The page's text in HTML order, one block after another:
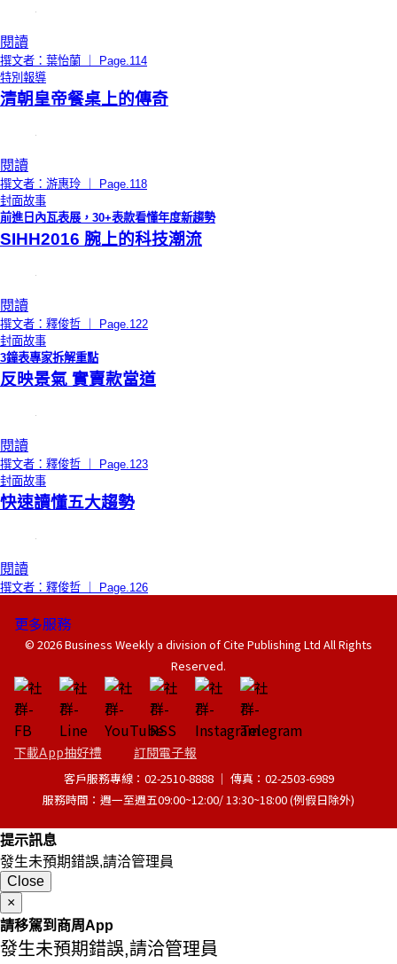
閱讀
撰文者：葉怡蘭 ｜ Page.114
特別報導
清朝皇帝餐桌上的傳奇
閱讀
撰文者：游惠玲 ｜ Page.118
封面故事
前進日內瓦表展，30+表款看懂年度新趨勢
SIHH2016 腕上的科技潮流
閱讀
撰文者：釋俊哲 ｜ Page.122
封面故事
3鐘表專家拆解重點
反映景氣 實賣款當道
閱讀
撰文者：釋俊哲 ｜ Page.123
封面故事
快速讀懂五大趨勢
閱讀
撰文者：釋俊哲 ｜ Page.126
更多服務
© 2026 Business Weekly a division of Cite Publishing Ltd All Rights
Reserved.
下載App抽好禮 訂閱電子報
客戶服務專線：02-2510-8888 │ 傳真：02-2503-6989
服務時間：週一至週五09:00~12:00/ 13:30~18:00 (例假日除外)
提示訊息
發生未預期錯誤,請洽管理員
Close
×
請移駕到商周App
發生未預期錯誤,請洽管理員